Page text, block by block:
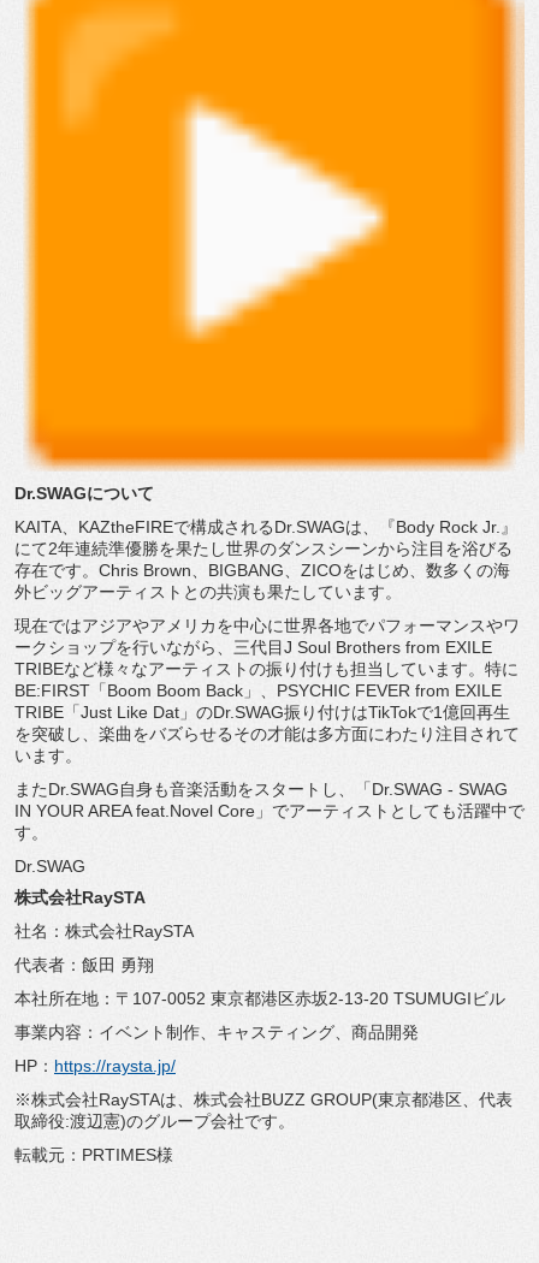
Dr.SWAGについて
KAITA、KAZtheFIREで構成されるDr. SWAGは、『Body Rock Jr.』
にて2年連続準優勝を果たし世界のダンスシーンから注目を浴びる
存在です。Chris Brown、BIGBANG、ZICOをはじめ、 数多くの海
外ビッグアーティストとの共演も果たしています。
現在ではアジアやアメリカを中心に世界各地でパフォーマンスやワ
ークショップを行いながら、三代目J Soul Brothers from EXILE
TRIBEなど様々なアーティストの振り付けも担当しています。 特に
BE:FIRST「Boom Boom Back」、PSYCHIC FEVER from EXILE
TRIBE「Just Like Dat」のDr.SWAG振り付けはTikTokで1億回再生
を突破し、 楽曲をバズらせるその才能は多方面にわたり注目されて
います。
またDr.SWAG自身も音楽活動をスタートし、「Dr.SWAG - SWAG
IN YOUR AREA feat.Novel Core」でアーティストとしても活躍中で
す。
Dr.SWAG
株式会社RaySTA
社名：株式会社RaySTA
代表者：飯田 勇翔
本社所在地：〒107-0052 東京都港区赤坂2-13-20 TSUMUGIビル
事業内容：イベント制作、キャスティング、商品開発
HP： https://raysta.jp/
※株式会社RaySTAは、株式会社BUZZ GROUP(東京都港区、代表
取締役:渡辺憲)のグループ会社です。
転載元：PRTIMES様